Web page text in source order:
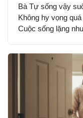
Bà Tự sống vậy
Không hy vọng
Cuộc sống lặng